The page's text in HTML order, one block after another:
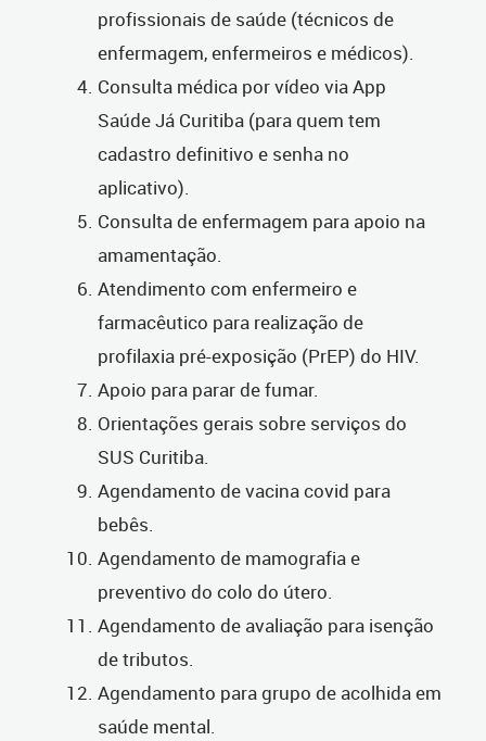
profissionais de saúde (técnicos de
enfermagem, enfermeiros e médicos).
Consulta médica por vídeo via App
Saúde Já Curitiba (para quem tem
cadastro definitivo e senha no
aplicativo).
Consulta de enfermagem para apoio na
amamentação.
Atendimento com enfermeiro e
farmacêutico para realização de
profilaxia pré-exposição (PrEP) do HIV.
Apoio para parar de fumar.
Orientações gerais sobre serviços do
SUS Curitiba.
Agendamento de vacina covid para
bebês.
Agendamento de mamografia e
preventivo do colo do útero.
Agendamento de avaliação para isenção
de tributos.
Agendamento para grupo de acolhida em
saúde mental.